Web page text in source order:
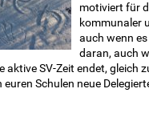
motiviert für
kommunaler
auch wenn
daran, auch
aktive SV-Zeit endet, gleich
Schulen neue